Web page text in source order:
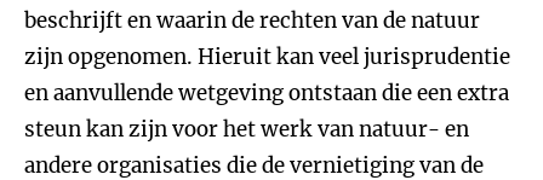
beschrijft en waarin de rechten van de natuur
zijn opgenomen. Hieruit kan veel jurisprudentie
en aanvullende wetgeving ontstaan die een extra
steun kan zijn voor het werk van natuur- en
andere organisaties die de vernietiging van de